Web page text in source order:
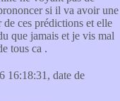
si il va avoir une
ces prédictions et elle
que jamais et je vis mal
tous ca .
16:18:31, date de